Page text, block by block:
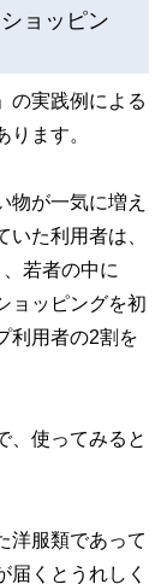
ョッピン
の実践例による
ります。
物が一気に増え
いた利用者は、
若者の中に
ョッピングを初
利用者の2割を
、使ってみると
洋服類であって
届くとうれしく